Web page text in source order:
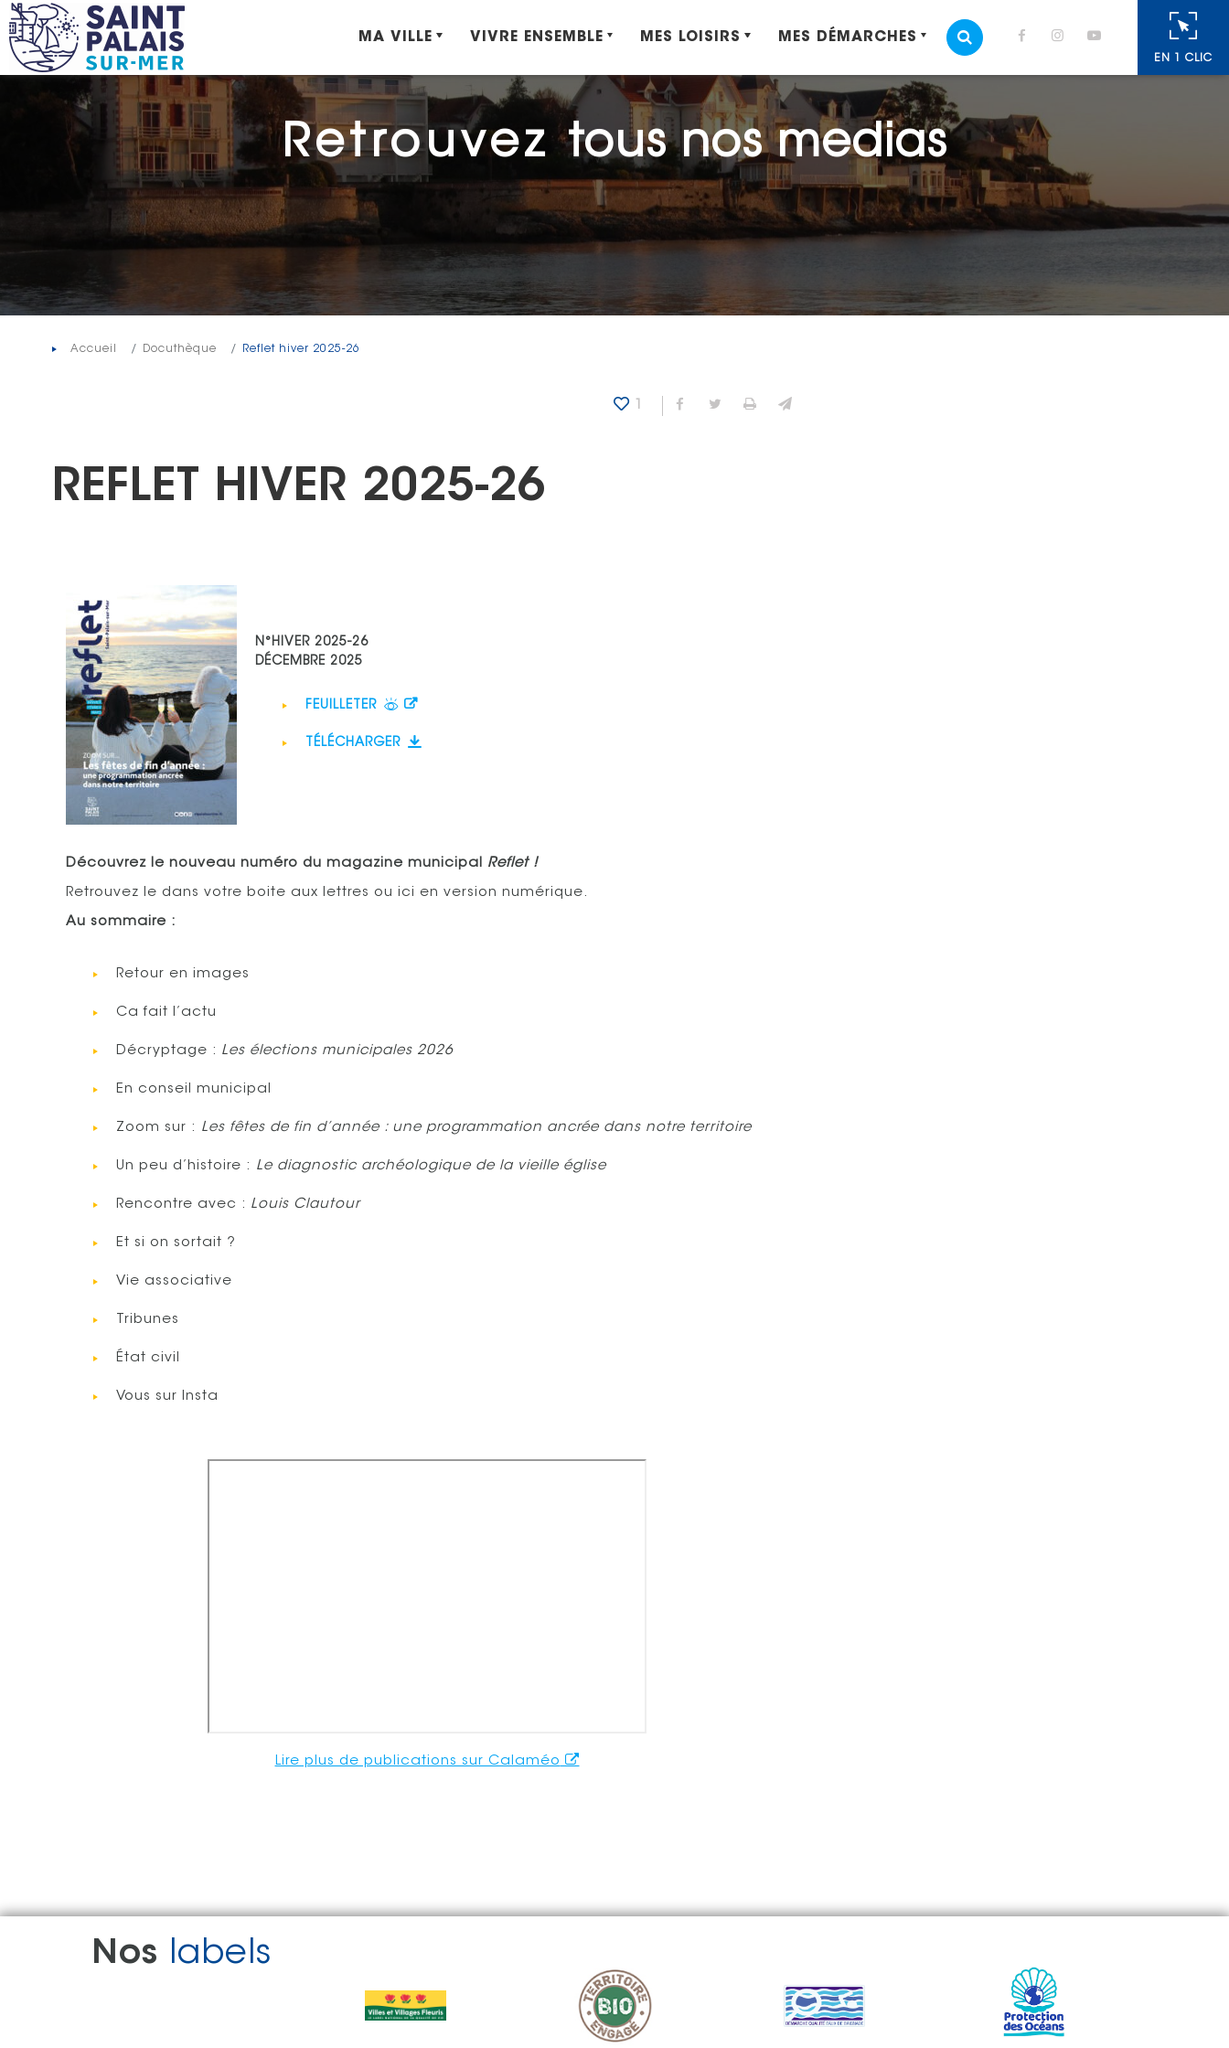
Panneau de gestion des cookies
EN 1 CLIC
MOTEUR DE RECHERCHE
MA VILLE VIVRE ENSEMBLE MES LOISIRS MES DÉMARCHES
Retrouveztous nos medias
Accueil Docuthèque Reflet hiver 2025-26
Partager sur Facebook
Partager sur Twitter
Imprimer
REFLET HIVER 2025-26
N°HIVER 2025-26
DÉCEMBRE 2025
FEUILLETER
TÉLÉCHARGER
Découvrez le nouveau numéro du magazine municipal Reflet !
Retrouvez le dans votre boite aux lettres ou ici en version numérique.
Au sommaire :
Retour en images
Ca fait l’actu
Décryptage : Les élections municipales 2026
En conseil municipal
Zoom sur : Les fêtes de fin d’année : une programmation ancrée dans notre territoire
Un peu d’histoire : Le diagnostic archéologique de la vieille église
Rencontre avec : Louis Clautour
Et si on sortait ?
Vie associative
Tribunes
État civil
Vous sur Insta
Lire plus de publications sur Calaméo
Nos labels